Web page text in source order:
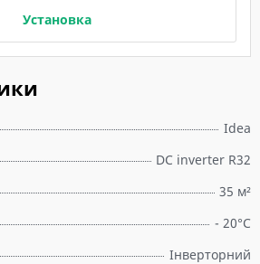
Idea
DC inverter R32
35 м²
- 20°C
Інверторний
Установка